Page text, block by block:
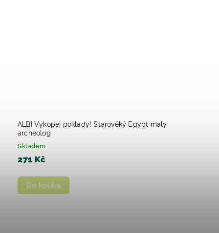
ALBI Vykopej poklady! Starověký Egypt malý
archeolog
Skladem
271 Kč
Do košíku